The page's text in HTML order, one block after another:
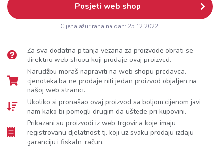
Posjeti web shop
Cijena ažurirana na dan: 25.12.2022.
Za sva dodatna pitanja vezana za proizvode obrati se
direktno web shopu koji prodaje ovaj proizvod.
Narudžbu moraš napraviti na web shopu prodavca.
cjenoteka.ba ne prodaje niti jedan proizvod objaljen na
našoj web stranici.
Ukoliko si pronašao ovaj proizvod sa boljom cijenom javi
nam kako bi pomogli drugim da uštede pri kupovini.
Prikazani su proizvodi iz web trgovina koje imaju
registrovanu djelatnost tj. koji uz svaku prodaju izdaju
garanciju i fiskalni račun.